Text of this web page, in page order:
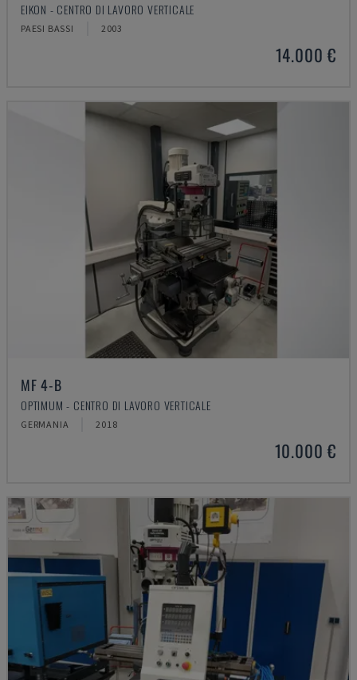
EIKON - CENTRO DI LAVORO VERTICALE
PAESI BASSI 2003
14.000 €
MF 4-B
OPTIMUM - CENTRO DI LAVORO VERTICALE
GERMANIA 2018
10.000 €